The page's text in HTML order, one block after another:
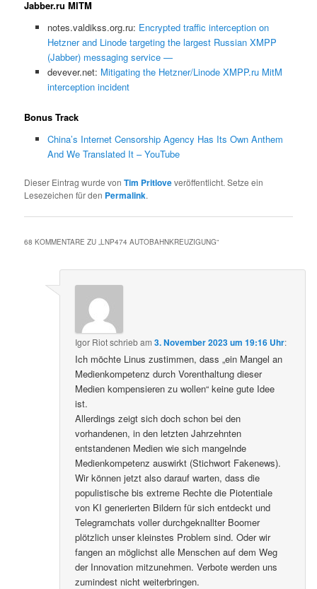
Jabber.ru MITM
notes.valdikss.org.ru: Encrypted traffic interception on
Hetzner and Linode targeting the largest Russian XMPP
(Jabber) messaging service —
devever.net: Mitigating the Hetzner/Linode XMPP.ru MitM
interception incident
Bonus Track
China’s Internet Censorship Agency Has Its Own Anthem
And We Translated It – YouTube
Dieser Eintrag wurde vonTim Pritloveveröffentlicht. Setze ein
Lesezeichen für den Permalink.
68 KOMMENTARE ZU „LNP474 AUTOBAHNKREUZIGUNG“
Igor Riotschriebam3. November 2023 um 19:16 Uhr:
Ich möchte Linus zustimmen, dass „ein Mangel an
Medienkompetenz durch Vorenthaltung dieser
Medien kompensieren zu wollen“ keine gute Idee
ist.
Allerdings zeigt sich doch schon bei den
vorhandenen, in den letzten Jahrzehnten
entstandenen Medien wie sich mangelnde
Medienkompetenz auswirkt (Stichwort Fakenews).
Wir können jetzt also darauf warten, dass die
populistische bis extreme Rechte die Piotentiale
von KI generierten Bildern für sich entdeckt und
Telegramchats voller durchgeknallter Boomer
plötzlich unser kleinstes Problem sind. Oder wir
fangen an möglichst alle Menschen auf dem Weg
der Innovation mitzunehmen. Verbote werden uns
zumindest nicht weiterbringen.